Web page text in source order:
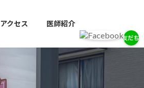
アクセス 医師紹介